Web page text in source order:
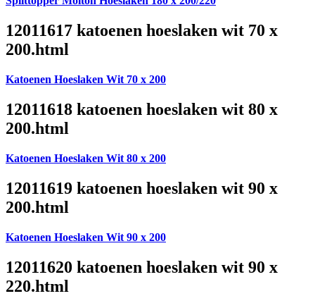
12011617 katoenen hoeslaken wit 70 x
200.html
Katoenen Hoeslaken Wit 70 x 200
12011618 katoenen hoeslaken wit 80 x
200.html
Katoenen Hoeslaken Wit 80 x 200
12011619 katoenen hoeslaken wit 90 x
200.html
Katoenen Hoeslaken Wit 90 x 200
12011620 katoenen hoeslaken wit 90 x
220.html